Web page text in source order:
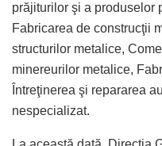
prăjiturilor şi a produselor
Fabricarea de construcţii
structurilor metalice,
minereurilor metalice,
Întreţinerea şi repararea
nespecializat.